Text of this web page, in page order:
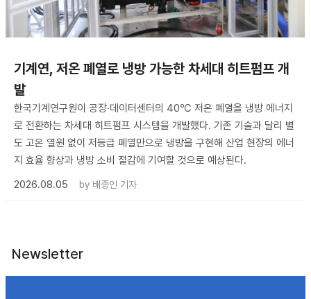
기계연, 저온 폐열로 냉방 가능한 차세대 히트펌프 개
발
한국기계연구원이 공장·데이터센터의 40℃ 저온 폐열을 냉방 에너지
로 전환하는 차세대 히트펌프 시스템을 개발했다. 기존 기술과 달리 별
도 고온 열원 없이 저등급 폐열만으로 냉방을 구현해 산업 현장의 에너
지 효율 향상과 냉방 소비 절감에 기여할 것으로 예상된다.
2026.08.05
by 배종인 기자
Newsletter